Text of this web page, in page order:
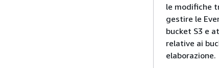
le modifiche
gestire le
bucket S3 e
relative ai
elaborazione.